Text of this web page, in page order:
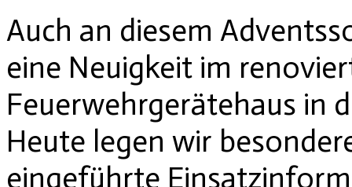
Auch an diesem
eine Neuigkeit im
Feuerwehrgerätehaus in
Heute legen wir
eingeführte